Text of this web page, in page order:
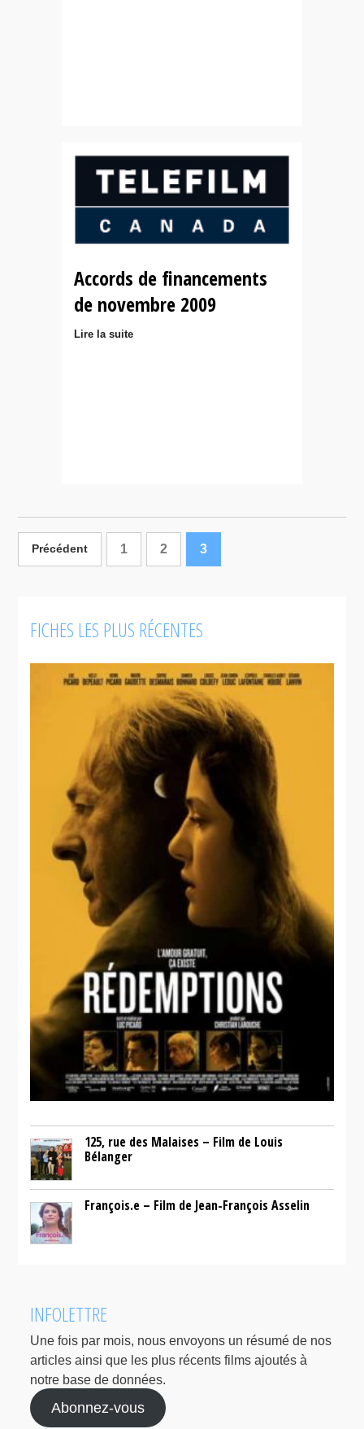
Accords de financements
de novembre 2009
Lire la suite
Précédent 1 2 3
FICHES LES PLUS RÉCENTES
125, rue des Malaises – Film de Louis
Bélanger
François.e – Film de Jean-François Asselin
INFOLETTRE
Une fois par mois, nous envoyons un résumé de nos
articles ainsi que les plus récents films ajoutés à
notre base de données.
Abonnez-vous